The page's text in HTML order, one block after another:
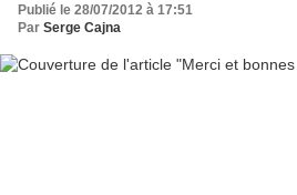
Publié le 28/07/2012 à 17:51
Par Serge Cajna